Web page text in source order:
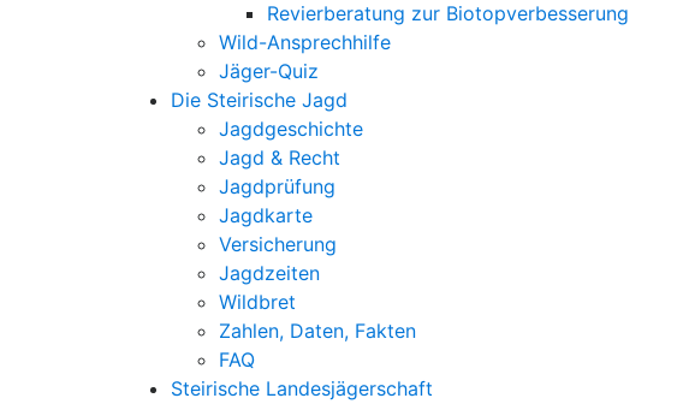
Revierberatung zur Biotopverbesserung
Wild-Ansprechhilfe
Jäger-Quiz
Die Steirische Jagd
Jagdgeschichte
Jagd & Recht
Jagdprüfung
Jagdkarte
Versicherung
Jagdzeiten
Wildbret
Zahlen, Daten, Fakten
FAQ
Steirische Landesjägerschaft